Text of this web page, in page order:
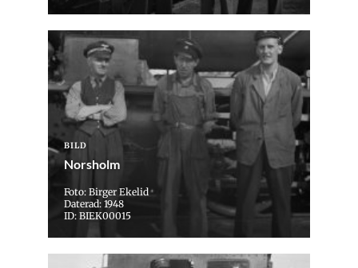
BILD
Norsholm
Foto: Birger Ekelid
Daterad: 1948
ID: BIEK00015